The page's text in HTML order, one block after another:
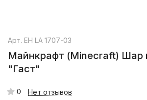
Арт. EH LA 1707-03
Майнкрафт (Minecraft) Шар
"Гаст"
0 Нет отзывов